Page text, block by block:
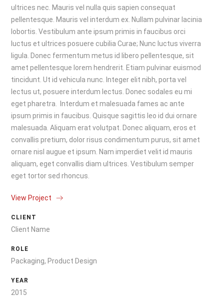
ultrices nec. Mauris vel nulla quis sapien consequat
pellentesque. Mauris vel interdum ex. Nullam pulvinar lacinia
lobortis. Vestibulum ante ipsum primis in faucibus orci
luctus et ultrices posuere cubilia Curae; Nunc luctus viverra
ligula. Donec fermentum metus id libero pellentesque, sit
amet pellentesque lorem hendrerit. Etiam pulvinar euismod
tincidunt. Ut id vehicula nunc. Integer elit nibh, porta vel
lectus ut, posuere interdum lectus. Donec sodales eu mi
eget pharetra. Interdum et malesuada fames ac ante
ipsum primis in faucibus. Quisque sagittis leo id dui ornare
malesuada. Aliquam erat volutpat. Donec aliquam, eros et
convallis pretium, dolor risus condimentum purus, sit amet
ornare nisl augue et ipsum. Nam imperdiet velit id mauris
aliquam, eget convallis diam ultrices. Vestibulum semper
eget tortor sed rhoncus.
View Project
CLIENT
Client Name
ROLE
Packaging, Product Design
YEAR
2015